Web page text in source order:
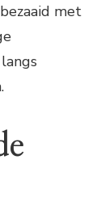
met